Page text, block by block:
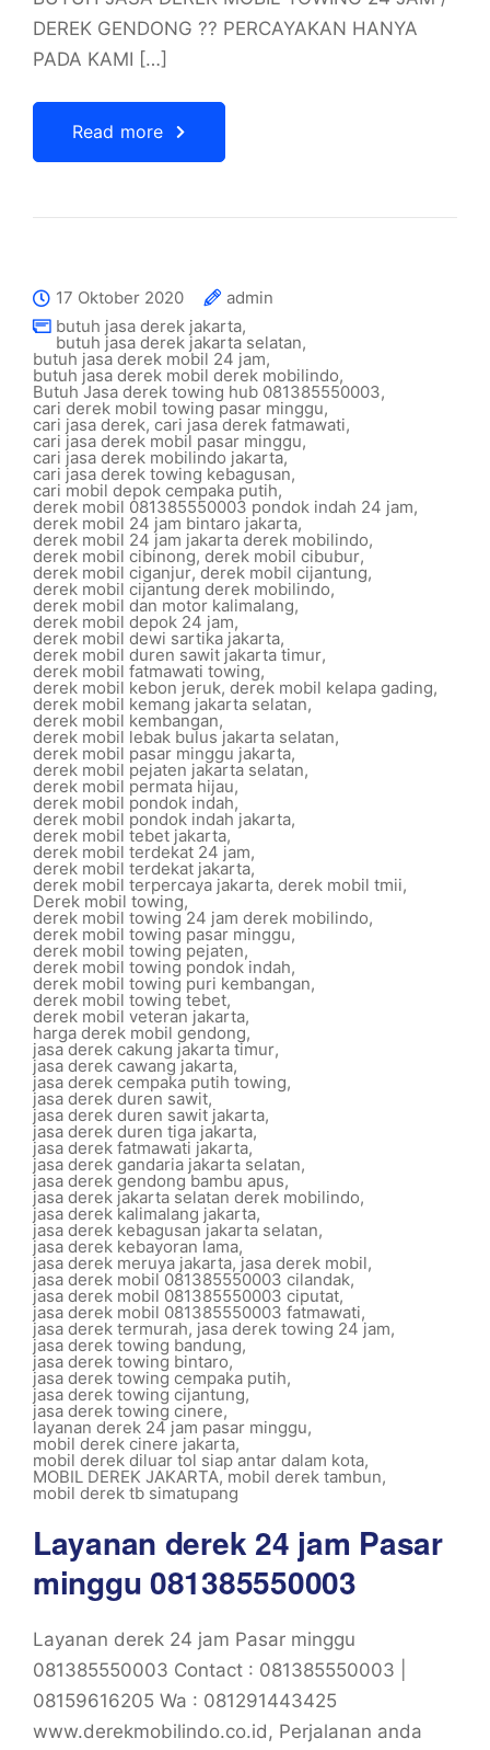
DEREK GENDONG ?? PERCAYAKAN HANYA
PADA KAMI […]
Read more
17 Oktober 2020
admin
butuh jasa derek jakarta,
butuh jasa derek jakarta selatan,
butuh jasa derek mobil 24 jam,
butuh jasa derek mobil derek mobilindo,
Butuh Jasa derek towing hub 081385550003,
cari derek mobil towing pasar minggu,
cari jasa derek, cari jasa derek fatmawati,
cari jasa derek mobil pasar minggu,
cari jasa derek mobilindo jakarta,
cari jasa derek towing kebagusan,
cari mobil depok cempaka putih,
derek mobil 081385550003 pondok indah 24 jam,
derek mobil 24 jam bintaro jakarta,
derek mobil 24 jam jakarta derek mobilindo,
derek mobil cibinong, derek mobil cibubur,
derek mobil ciganjur,derek mobil cijantung,
derek mobil cijantung derek mobilindo,
derek mobil dan motor kalimalang,
derek mobil depok 24 jam,
derek mobil dewi sartika jakarta,
derek mobil duren sawit jakarta timur,
derek mobil fatmawati towing,
derek mobil kebon jeruk, derek mobil kelapa gading,
derek mobil kemang jakarta selatan,
derek mobil kembangan,
derek mobil lebak bulus jakarta selatan,
derek mobil pasar minggu jakarta,
derek mobil pejaten jakarta selatan,
derek mobil permata hijau,
derek mobil pondok indah,
derek mobil pondok indah jakarta,
derek mobil tebet jakarta,
derek mobil terdekat 24 jam,
derek mobil terdekat jakarta,
derek mobil terpercaya jakarta, derek mobil tmii,
Derek mobil towing,
derek mobil towing 24 jam derek mobilindo,
derek mobil towing pasar minggu,
derek mobil towing pejaten,
derek mobil towing pondok indah,
derek mobil towing puri kembangan,
derek mobil towing tebet,
derek mobil veteran jakarta,
harga derek mobil gendong,
jasa derek cakung jakarta timur,
jasa derek cawang jakarta,
jasa derek cempaka putih towing,
jasa derek duren sawit,
jasa derek duren sawit jakarta,
jasa derek duren tiga jakarta,
jasa derek fatmawati jakarta,
jasa derek gandaria jakarta selatan,
jasa derek gendong bambu apus,
jasa derek jakarta selatan derek mobilindo,
jasa derek kalimalang jakarta,
jasa derek kebagusan jakarta selatan,
jasa derek kebayoran lama,
jasa derek meruya jakarta,jasa derek mobil,
jasa derek mobil 081385550003 cilandak,
jasa derek mobil 081385550003 ciputat,
jasa derek mobil 081385550003 fatmawati,
jasa derek termurah, jasa derek towing 24 jam,
jasa derek towing bandung,
jasa derek towing bintaro,
jasa derek towing cempaka putih,
jasa derek towing cijantung,
jasa derek towing cinere,
layanan derek 24 jam pasar minggu,
mobil derek cinere jakarta,
mobil derek diluar tol siap antar dalam kota,
MOBIL DEREK JAKARTA,mobil derek tambun,
mobil derek tb simatupang
Layanan derek 24 jam Pasar
minggu 081385550003
Layanan derek 24 jam Pasar minggu
081385550003 Contact : 081385550003 |
08159616205 Wa : 081291443425
www.derekmobilindo.co.id, Perjalanan anda